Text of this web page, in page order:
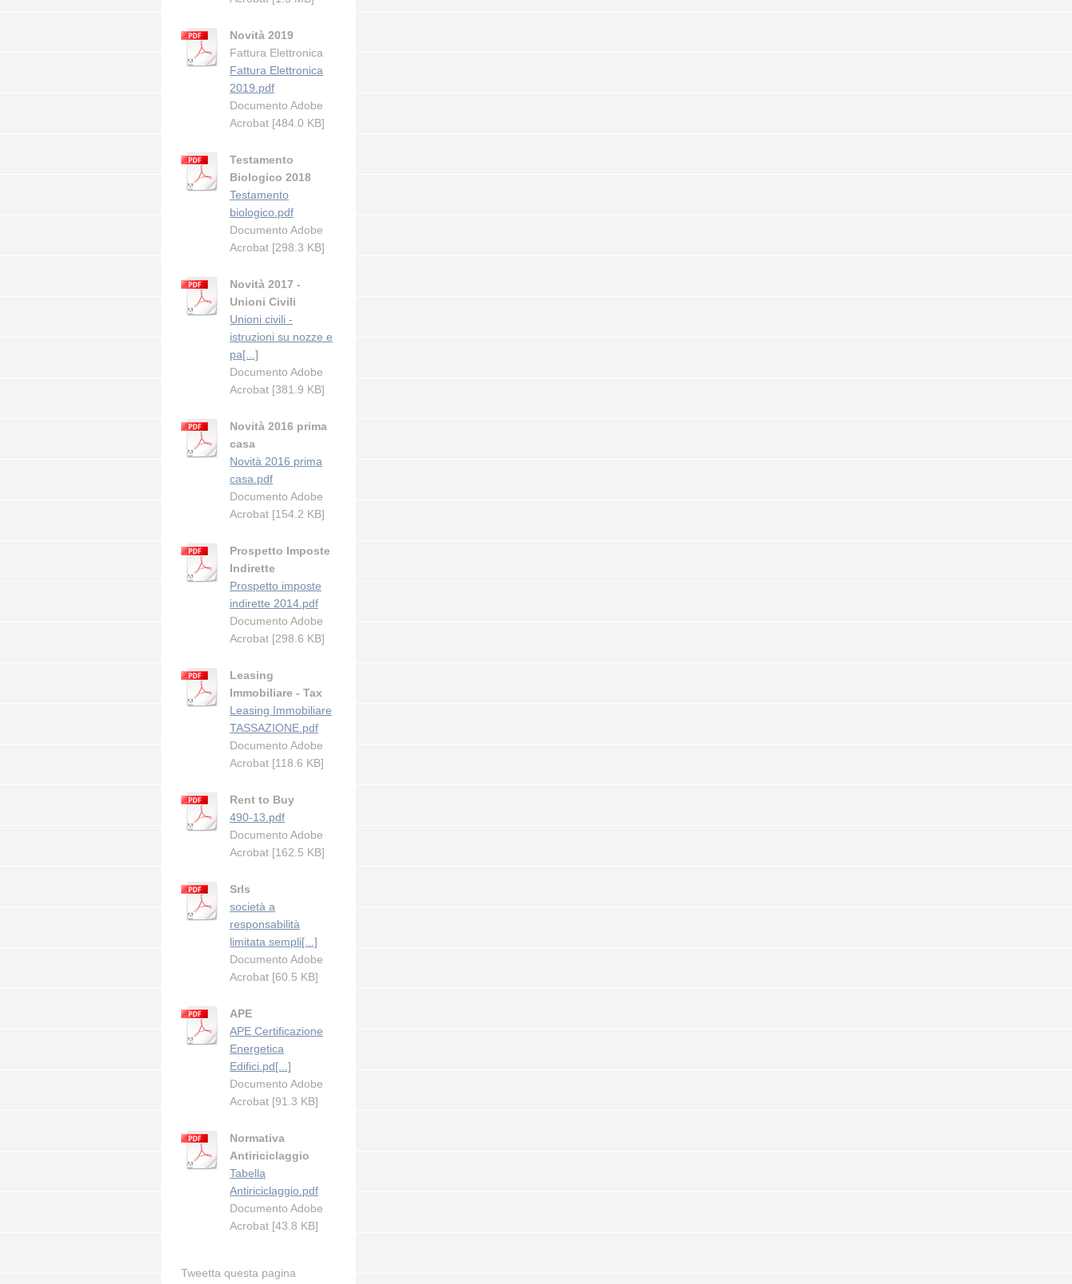
Novità 2019
Fattura Elettronica
Fattura Elettronica
2019.pdf
Documento Adobe
Acrobat [484.0 KB]
Testamento
Biologico 2018
Testamento
biologico.pdf
Documento Adobe
Acrobat [298.3 KB]
Novità 2017 -
Unioni Civili
Unioni civili -
istruzioni su nozze e
pa[...]
Documento Adobe
Acrobat [381.9 KB]
Novità 2016 prima
casa
Novità 2016 prima
casa.pdf
Documento Adobe
Acrobat [154.2 KB]
Prospetto Imposte
Indirette
Prospetto imposte
indirette 2014.pdf
Documento Adobe
Acrobat [298.6 KB]
Leasing
Immobiliare - Tax
Leasing Immobiliare
TASSAZIONE.pdf
Documento Adobe
Acrobat [118.6 KB]
Rent to Buy
490-13.pdf
Documento Adobe
Acrobat [162.5 KB]
Srls
società a
responsabilità
limitata sempli[...]
Documento Adobe
Acrobat [60.5 KB]
APE
APE Certificazione
Energetica
Edifici.pd[...]
Documento Adobe
Acrobat [91.3 KB]
Normativa
Antiriciclaggio
Tabella
Antiriciclaggio.pdf
Documento Adobe
Acrobat [43.8 KB]
Tweetta questa pagina